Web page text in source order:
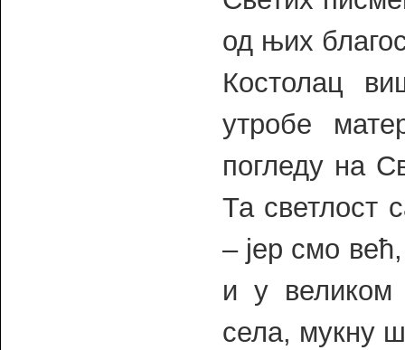
од њих
Костолац
утробе
погледу на
Та светлост
– јер смо
и у великом
села, мукну